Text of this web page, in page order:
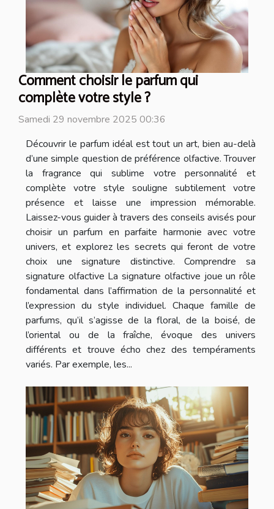
Comment choisir le parfum qui
complète votre style ?
Samedi 29 novembre 2025 00:36
Découvrir le parfum idéal est tout un art, bien au-delà
d’une simple question de préférence olfactive. Trouver
la fragrance qui sublime votre personnalité et
complète votre style souligne subtilement votre
présence et laisse une impression mémorable.
Laissez-vous guider à travers des conseils avisés pour
choisir un parfum en parfaite harmonie avec votre
univers, et explorez les secrets qui feront de votre
choix une signature distinctive. Comprendre sa
signature olfactive La signature olfactive joue un rôle
fondamental dans l’affirmation de la personnalité et
l’expression du style individuel. Chaque famille de
parfums, qu’il s’agisse de la floral, de la boisé, de
l’oriental ou de la fraîche, évoque des univers
différents et trouve écho chez des tempéraments
variés. Par exemple, les...